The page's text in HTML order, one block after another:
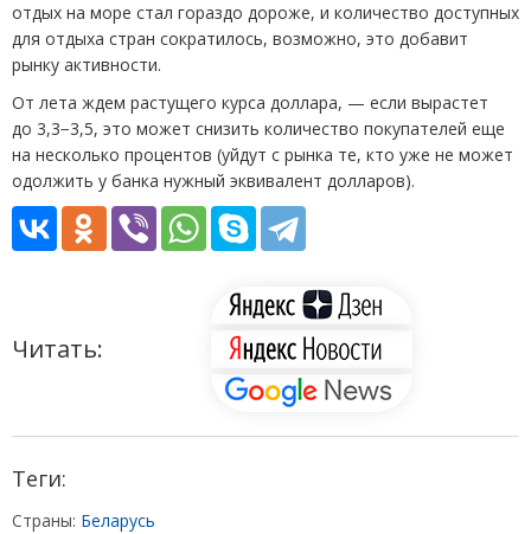
отдых на море стал гораздо дороже, и количество доступных
для отдыха стран сократилось, возможно, это добавит
рынку активности.
От лета ждем растущего курса доллара, — если вырастет
до 3,3−3,5, это может снизить количество покупателей еще
на несколько процентов (уйдут с рынка те, кто уже не может
одолжить у банка нужный эквивалент долларов).
Читать:
Теги:
Страны: Беларусь